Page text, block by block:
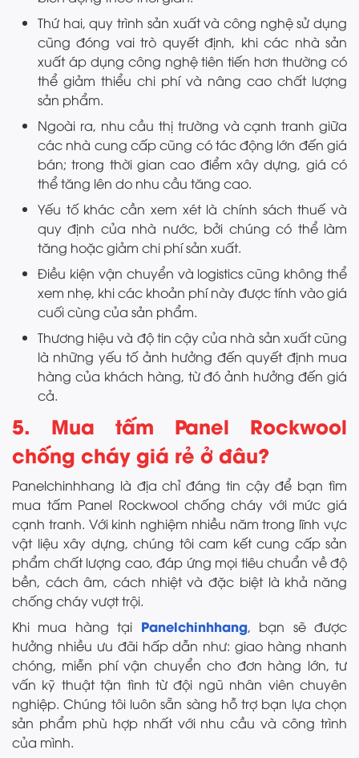
Thứ hai, quy trình sản xuất và công nghệ sử dụng
cũng đóng vai trò quyết định, khi các nhà sản
xuất áp dụng công nghệ tiên tiến hơn thường có
thể giảm thiểu chi phí và nâng cao chất lượng
sản phẩm.
Ngoài ra, nhu cầu thị trường và cạnh tranh giữa
các nhà cung cấp cũng có tác động lớn đến giá
bán; trong thời gian cao điểm xây dựng, giá có
thể tăng lên do nhu cầu tăng cao.
Yếu tố khác cần xem xét là chính sách thuế và
quy định của nhà nước, bởi chúng có thể làm
tăng hoặc giảm chi phí sản xuất.
Điều kiện vận chuyển và logistics cũng không thể
xem nhẹ, khi các khoản phí này được tính vào giá
cuối cùng của sản phẩm.
Thương hiệu và độ tin cậy của nhà sản xuất cũng
là những yếu tố ảnh hưởng đến quyết định mua
hàng của khách hàng, từ đó ảnh hưởng đến giá
cả.
5. Mua tấm Panel Rockwool
chống cháy giá rẻ ở đâu?
Panelchinhhang là địa chỉ đáng tin cậy để bạn tìm
mua tấm Panel Rockwool chống cháy với mức giá
cạnh tranh. Với kinh nghiệm nhiều năm trong lĩnh vực
vật liệu xây dựng, chúng tôi cam kết cung cấp sản
phẩm chất lượng cao, đáp ứng mọi tiêu chuẩn về độ
bền, cách âm, cách nhiệt và đặc biệt là khả năng
chống cháy vượt trội.
Khi mua hàng tại Panelchinhhang, bạn sẽ được
hưởng nhiều ưu đãi hấp dẫn như: giao hàng nhanh
chóng, miễn phí vận chuyển cho đơn hàng lớn, tư
vấn kỹ thuật tận tình từ đội ngũ nhân viên chuyên
nghiệp. Chúng tôi luôn sẵn sàng hỗ trợ bạn lựa chọn
sản phẩm phù hợp nhất với nhu cầu và công trình
của mình.